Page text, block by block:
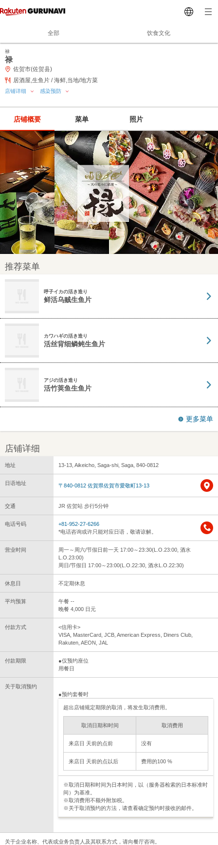
全部 饮食文化
禄
禄
佐贺市(佐贺县)
居酒屋,生鱼片 / 海鲜,当地/地方菜
店铺详细 感染预防
店铺概要 菜单 照片
推荐菜单
呼子イカの活き造り
鲜活乌贼生鱼片
カワハギの活き造り
活丝背细鳞鲀生鱼片
アジの活き造り
活竹荚鱼生鱼片
更多菜单
店铺详细
地址 13-13, Aikeicho, Saga-shi, Saga, 840-0812
日语地址 〒840-0812 佐賀県佐賀市愛敬町13-13
交通 JR 佐贺站 步行5分钟
电话号码
+81-952-27-6266
*电话咨询或许只能对应日语，敬请谅解。
营业时间
周一～周六/节假日前一天 17:00～23:30(L.O.23:00, 酒水
L.O.23:00)
周日/节假日 17:00～23:00(L.O.22:30, 酒水L.O.22:30)
休息日 不定期休息
平均预算
午餐 --
晚餐 4,000 日元
付款方式
<信用卡>
VISA, MasterCard, JCB, American Express, Diners Club,
Rakuten, AEON, JAL
付款期限
●仅预约座位
用餐日
关于取消预约
●预约套餐时
超出店铺规定期限的取消，将发生取消费用。
取消日期和时间 取消费用
来店日 天前的点前 没有
来店日 天前的点以后 费用的100 %
※取消日期和时间为日本时间，以（服务器检索的日本标准时
间）为基准。
※取消费用不额外附加税。
※关于取消预约的方法，请查看确定预约时接收的邮件。
关于企业名称、代表或业务负责人及其联系方式，请向餐厅咨询。